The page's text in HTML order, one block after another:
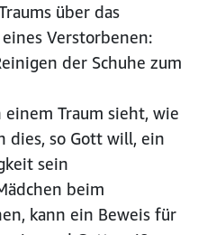
über das
Verstorbenen:
der Schuhe zum
Traum sieht, wie
dies, so Gott will, ein
sein
beim
kann ein Beweis für